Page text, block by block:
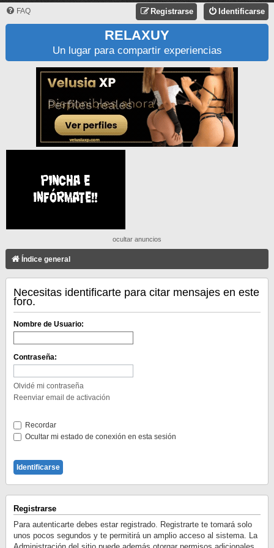
FAQ Identificarse
Registrarse
RELAXUY
Un lugar para compartir experiencias
ocultar anuncios
Índice general
Necesitas identificarte para citar mensajes en este
foro.
Nombre de Usuario:
Contraseña:
Olvidé mi contraseña
Reenviar email de activación
Recordar
Ocultar mi estado de conexión en esta sesión
Registrarse
Para autenticarte debes estar registrado. Registrarte te tomará solo
unos pocos segundos y te permitirá un amplio acceso al sistema. La